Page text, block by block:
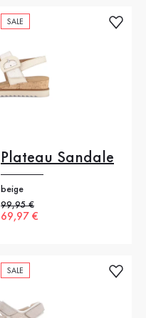
SALE
Plateau Sandale
beige
Alter Preis
99,95 €
Neuer Preis
69,97 €
SALE